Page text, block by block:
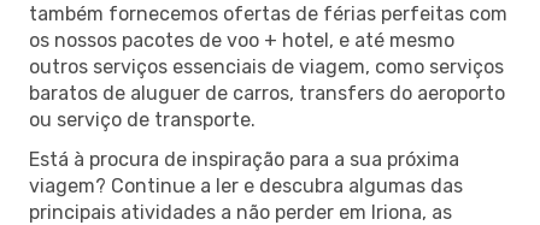
também fornecemos ofertas de férias perfeitas com
os nossos pacotes de voo + hotel, e até mesmo
outros serviços essenciais de viagem, como serviços
baratos de aluguer de carros, transfers do aeroporto
ou serviço de transporte.
Está à procura de inspiração para a sua próxima
viagem? Continue a ler e descubra algumas das
principais atividades a não perder em Iriona, as